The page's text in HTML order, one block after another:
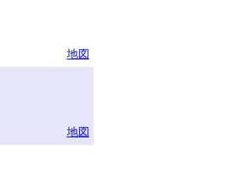
地図
地図